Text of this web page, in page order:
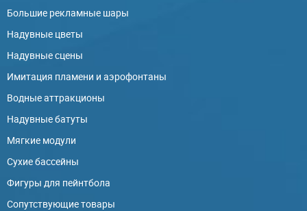
Большие рекламные шары
Надувные цветы
Надувные сцены
Имитация пламени и аэрофонтаны
Водные аттракционы
Надувные батуты
Мягкие модули
Сухие бассейны
Фигуры для пейнтбола
Сопутствующие товары